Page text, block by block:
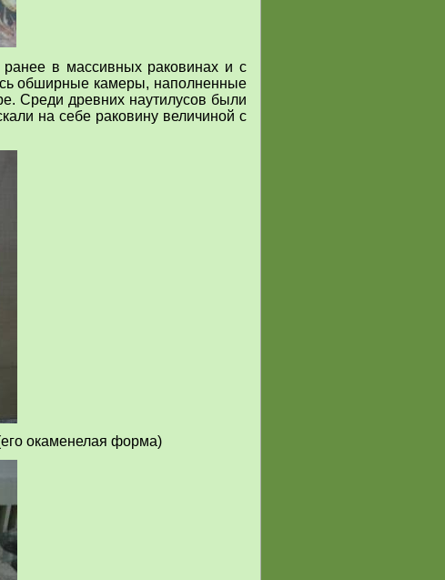
в массивных раковинах и с
обширные камеры, наполненные
Среди древних наутилусов были
на себе раковину величиной с
окаменелая форма)